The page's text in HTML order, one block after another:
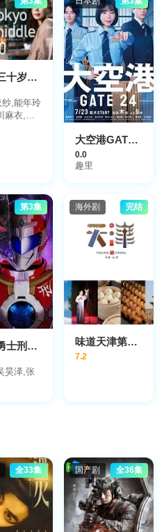
东京三十岁左右
纱,能年玲
麻衣,渡
大空港GATE24
0.0
趣里
第3集
铠甲勇士刑天,守护初心
昊泽,张
海外剧 完结
味道天津第二季
7.2
全33集 国产剧 全36集